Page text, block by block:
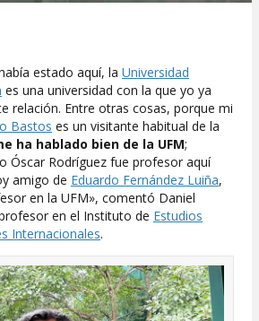
estado aquí, la Universidad
es una universidad con la que yo ya
relación. Entre otras cosas, porque mi
Bastos es un visitante habitual de la
ha hablado bien de la UFM;
Óscar Rodríguez fue profesor aquí
amigo de Eduardo Fernández Luiña,
en la UFM», comentó Daniel
en el Instituto de Estudios
Internacionales.